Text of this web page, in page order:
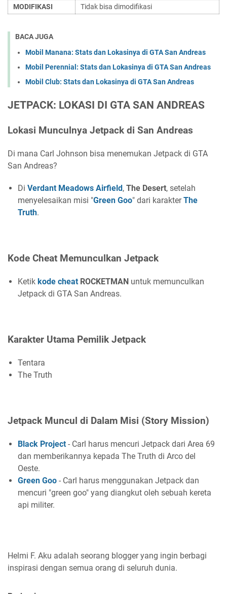
MODIFIKASI
Tidak bisa dimodifikasi
BACA JUGA
Mobil Manana: Stats dan Lokasinya di GTA San Andreas
Mobil Perennial: Stats dan Lokasinya di GTA San Andreas
Mobil Club: Stats dan Lokasinya di GTA San Andreas
JETPACK: LOKASI DI GTA SAN ANDREAS
Lokasi Munculnya Jetpack di San Andreas
Di mana Carl Johnson bisa menemukan Jetpack di GTA
San Andreas?
Di Verdant Meadows Airfield, The Desert, setelah
menyelesaikan misi "Green Goo" dari karakterThe
Truth.
Kode Cheat Memunculkan Jetpack
Ketik kode cheat ROCKETMAN untuk memunculkan
Jetpack di GTA San Andreas.
Karakter Utama Pemilik Jetpack
Tentara
The Truth
Jetpack Muncul di Dalam Misi (Story Mission)
Black Project - Carl harus mencuri Jetpack dari Area 69
dan memberikannya kepada The Truth di Arco del
Oeste.
Green Goo - Carl harus menggunakan Jetpack dan
mencuri "green goo" yang diangkut oleh sebuah kereta
api militer.
Helmi F. Aku adalah seorang blogger yang ingin berbagi
inspirasi dengan semua orang di seluruh dunia.